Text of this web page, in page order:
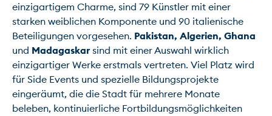
einzigartigem Charme, sind 79 Künstler mit einer
starken weiblichen Komponente und 90 italienische
Beteiligungen vorgesehen.
und Madagaskar sind mit einer Auswahl wirklich
einzigartiger Werke erstmals vertreten. Viel Platz wird
für Side Events und spezielle Bildungsprojekte
eingeräumt, die die Stadt für mehrere Monate
beleben, kontinuierliche Fortbildungsmöglichkeiten